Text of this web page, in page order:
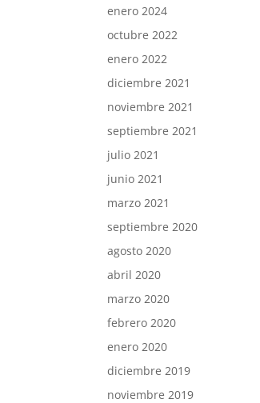
enero 2024
octubre 2022
enero 2022
diciembre 2021
noviembre 2021
septiembre 2021
julio 2021
junio 2021
marzo 2021
septiembre 2020
agosto 2020
abril 2020
marzo 2020
febrero 2020
enero 2020
diciembre 2019
noviembre 2019